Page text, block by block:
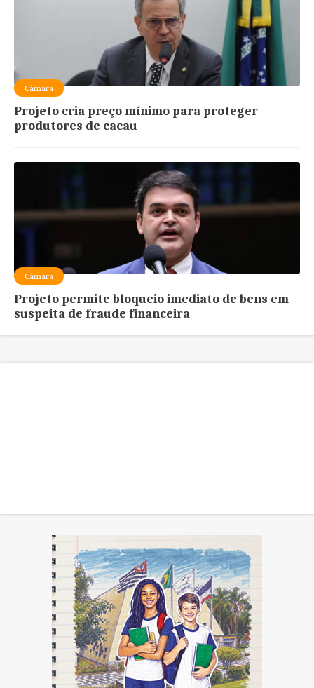
Câmara
Projeto cria preço mínimo para proteger
produtores de cacau
Câmara
Projeto permite bloqueio imediato de bens em
suspeita de fraude financeira